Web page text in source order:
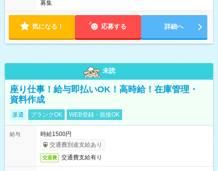
募集
気になる！ 応募する 詳細へ
未読
座り仕事！給与即払いOK！高時給！在庫管理・
資料作成
派遣 ブランクOK WEB登録・面接OK
給与
時給1500円
交通費別途支給あり
交通費 交通費支給有り